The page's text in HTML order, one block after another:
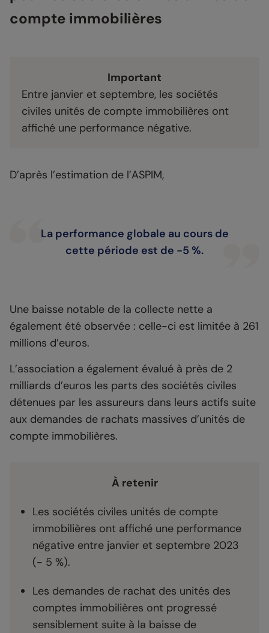
compte immobilières
Important
Entre janvier et septembre, les sociétés
civiles unités de compte immobilières ont
affiché une performance négative.
D’après l’estimation de l’ASPIM,
La performance globale au cours de
cette période est de -5 %.
Une baisse notable de la collecte nette a
également été observée : celle-ci est limitée à 261
millions d’euros.
L’association a également évalué à près de 2
milliards d’euros les parts des sociétés civiles
détenues par les assureurs dans leurs actifs suite
aux demandes de rachats massives d’unités de
compte immobilières.
À retenir
Les sociétés civiles unités de compte
immobilières ont affiché une performance
négative entre janvier et septembre 2023
(- 5 %).
Les demandes de rachat des unités des
comptes immobilières ont progressé
sensiblement suite à la baisse de